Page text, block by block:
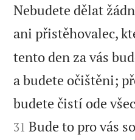
Nebudete dělat
ani přistěhovalec,
tento den za vás
a budete očištěni;
budete čistí ode
31 Bude to pro vás